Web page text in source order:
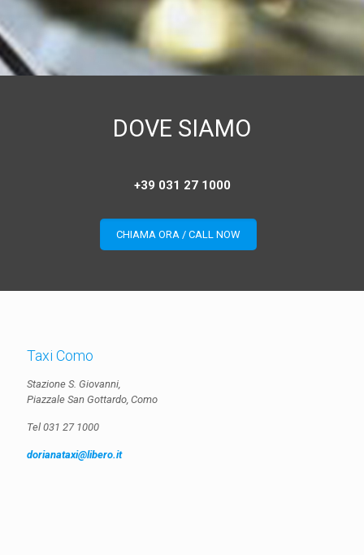
DOVE SIAMO
+39 031 27 1000
CHIAMA ORA / CALL NOW
Taxi Como
Stazione S. Giovanni,
Piazzale San Gottardo, Como
Tel 031 27 1000
dorianataxi@libero.it